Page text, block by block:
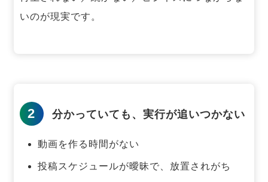
いのが現実です。
2 分かっていても、実行が追いつかない
動画を作る時間がない
投稿スケジュールが曖昧で、放置されがち